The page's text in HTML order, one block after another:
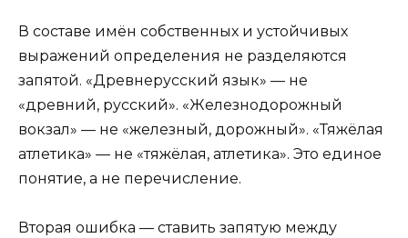
В составе имён собственных и устойчивых
выражений определения не разделяются
запятой. «Древнерусский язык» — не
«древний, русский». «Железнодорожный
вокзал» — не «железный, дорожный». «Тяжёлая
атлетика» — не «тяжёлая, атлетика». Это единое
понятие, а не перечисление.
Вторая ошибка — ставить запятую между